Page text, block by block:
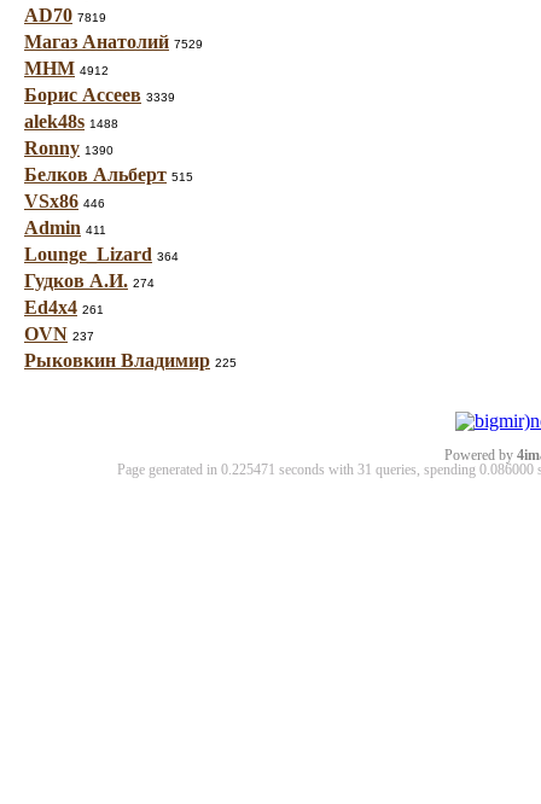
AD70 7819
Магаз Анатолий 7529
МНМ 4912
Борис Ассеев 3339
alek48s 1488
Ronny 1390
Белков Альберт 515
VSx86 446
Admin 411
Lounge_Lizard 364
Гудков А.И. 274
Ed4x4 261
OVN 237
Рыковкин Владимир 225
Powered by
Page generated in 0.225471 seconds with 31 queries, spending